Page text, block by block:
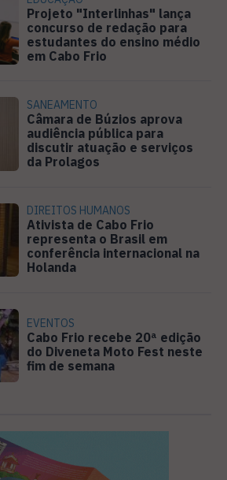
Projeto "Interlinhas" lança
concurso de redação para
estudantes do ensino médio
em Cabo Frio
SANEAMENTO
Câmara de Búzios aprova
audiência pública para
discutir atuação e serviços
da Prolagos
DIREITOS HUMANOS
Ativista de Cabo Frio
representa o Brasil em
conferência internacional na
Holanda
EVENTOS
Cabo Frio recebe 20ª edição
do Diveneta Moto Fest neste
fim de semana